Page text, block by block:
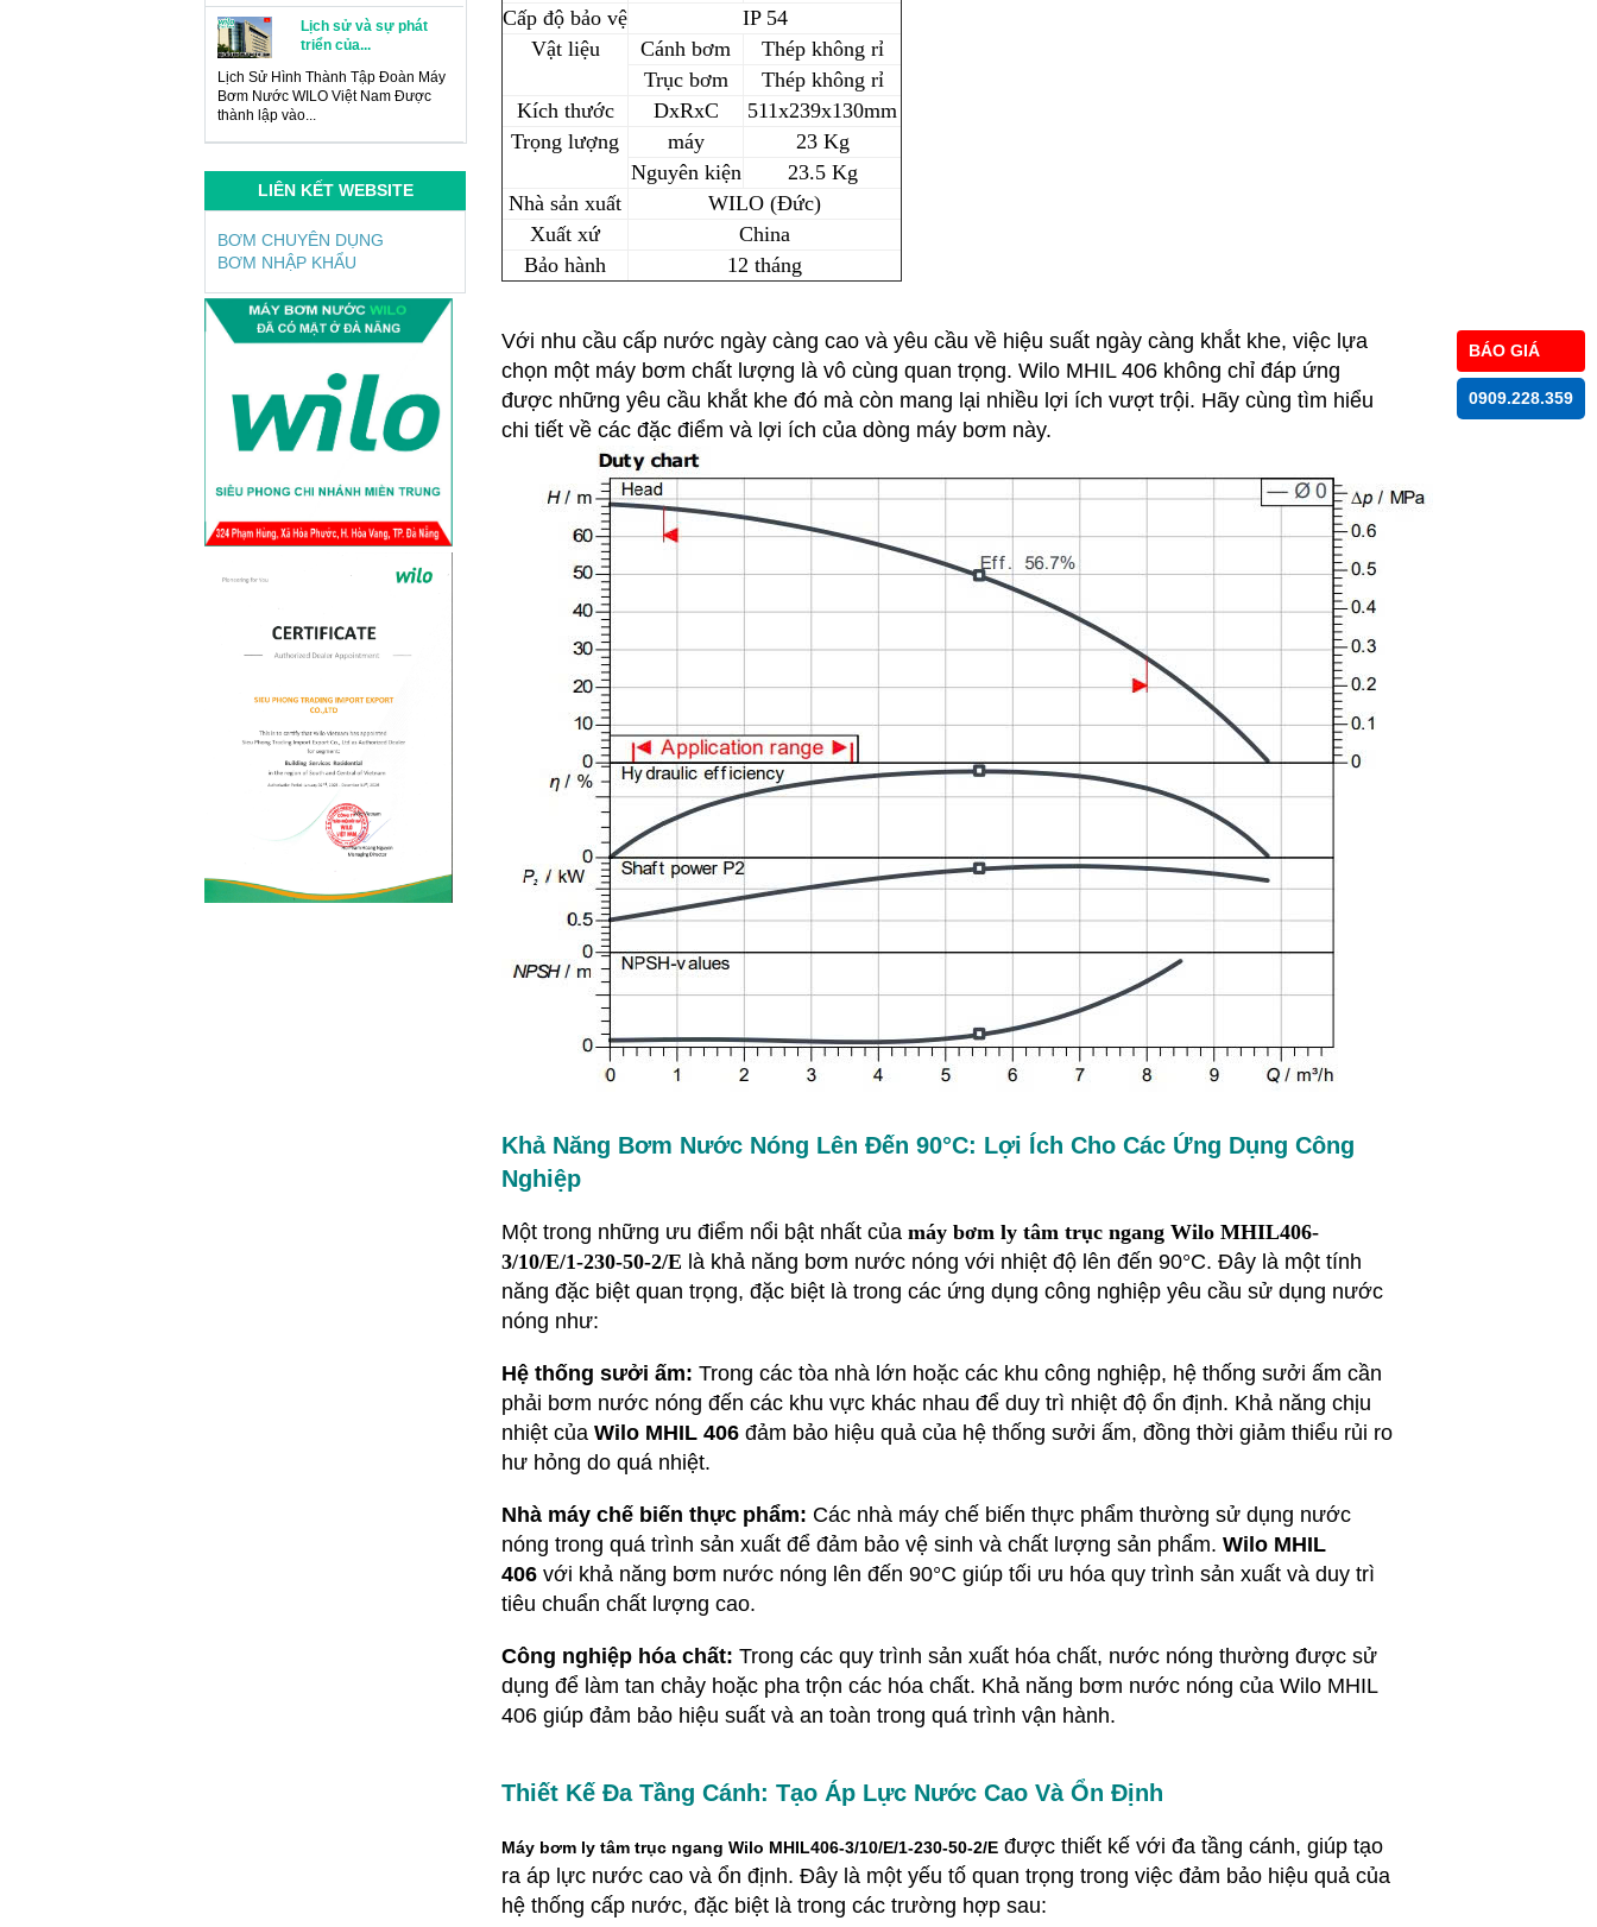
BÁO GIÁ
0909.228.359
Lịch sử và sự phát
triển của...
Lịch Sử Hình Thành Tập Đoàn Máy
Bơm Nước WILO Việt Nam Được
thành lập vào...
Tại sao phải sử dụng máy bơm tăng
áp Wilo? - Nếu ngôi nhà bạn được
xây dựng theo kiểu...
Ứng dụng máy bơm
tuần hoàn nước...
Tại sao phải sử dụng máy bơm tuần
được chia thành 2...
Máy bơm nước đẩy
cao Wilo trong...
Tại sao phải sử dụng máy bơm đẩy
chịu khi nguồn nước của...
Công nghệ máy bơm
“Biến Tần” là gì? Gần đây, rất nhiều
sản phẩm từ điều hòa, tủ lạnh,
quạt...
Những thông tin cần
Việt Nam lại là nước thường xuyên
bị ngập lụt vào các mùa mưa lũ, vậy
Cách lựa chọn mua
máy bơm hóa chất...
Bơm công nghiệp ngày nay được
LIÊN KẾT WEBSITE
BƠM CHUYÊN DỤNG
BƠM NHẬP KHẨU
Cấp độ bảo vệ
IP 54
Vật liệu
Cánh bơm
Thép không rỉ
Trục bơm
Thép không rỉ
Kích thước
DxRxC
511x239x130mm
Trọng lượng
máy
23 Kg
Nguyên kiện
23.5 Kg
Nhà sản xuất
WILO (Đức)
Xuất xứ
China
Bảo hành
12 tháng
Với nhu cầu cấp nước ngày càng cao và yêu cầu về hiệu suất ngày càng khắt khe, việc lựa
chọn một máy bơm chất lượng là vô cùng quan trọng. Wilo MHIL 406 không chỉ đáp ứng
được những yêu cầu khắt khe đó mà còn mang lại nhiều lợi ích vượt trội. Hãy cùng tìm hiểu
chi tiết về các đặc điểm và lợi ích của dòng máy bơm này.
Khả Năng Bơm Nước Nóng Lên Đến 90°C: Lợi Ích Cho Các Ứng Dụng Công
Nghiệp
Một trong những ưu điểm nổi bật nhất của máy bơm ly tâm trục ngang Wilo MHIL406-
3/10/E/1-230-50-2/E là khả năng bơm nước nóng với nhiệt độ lên đến 90°C. Đây là một tính
năng đặc biệt quan trọng, đặc biệt là trong các ứng dụng công nghiệp yêu cầu sử dụng nước
nóng như:
Hệ thống sưởi ấm: Trong các tòa nhà lớn hoặc các khu công nghiệp, hệ thống sưởi ấm cần
phải bơm nước nóng đến các khu vực khác nhau để duy trì nhiệt độ ổn định. Khả năng chịu
nhiệt của Wilo MHIL 406 đảm bảo hiệu quả của hệ thống sưởi ấm, đồng thời giảm thiểu rủi ro
hư hỏng do quá nhiệt.
Nhà máy chế biến thực phẩm: Các nhà máy chế biến thực phẩm thường sử dụng nước
nóng trong quá trình sản xuất để đảm bảo vệ sinh và chất lượng sản phẩm. Wilo MHIL
406 với khả năng bơm nước nóng lên đến 90°C giúp tối ưu hóa quy trình sản xuất và duy trì
tiêu chuẩn chất lượng cao.
Công nghiệp hóa chất: Trong các quy trình sản xuất hóa chất, nước nóng thường được sử
dụng để làm tan chảy hoặc pha trộn các hóa chất. Khả năng bơm nước nóng của Wilo MHIL
406 giúp đảm bảo hiệu suất và an toàn trong quá trình vận hành.
Thiết Kế Đa Tầng Cánh: Tạo Áp Lực Nước Cao Và Ổn Định
Máy bơm ly tâm trục ngang Wilo MHIL406-3/10/E/1-230-50-2/E được thiết kế với đa tầng cánh, giúp tạo
ra áp lực nước cao và ổn định. Đây là một yếu tố quan trọng trong việc đảm bảo hiệu quả của
hệ thống cấp nước, đặc biệt là trong các trường hợp sau: